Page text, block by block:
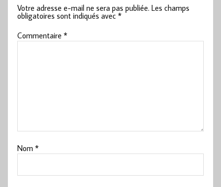
Votre adresse e-mail ne sera pas publiée. Les champs
obligatoires sont indiqués avec*
Commentaire*
Nom*